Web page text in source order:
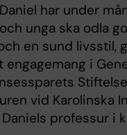
har under
unga ska odla
en sund livsstil,
engagemang i
vid Karolinska
professur i